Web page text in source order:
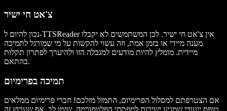
צ'אט חי ישיר
נכון להיום ל-TTSReader אין צ'אט חי ישיר. לכן המשתמשים לא יקבלו
מענה מיידי או בזמן אמת, וזה עשוי להקשות על מי שמורגל לתמיכה
מיידית. מומלץ להיות מודעים למגבלה הזו ולהיערך לפתרון תקלות
בהתאם.
תמיכה בפרימיום
אם הצטרפתם למסלול הפרימיום, התמזל מזלכם! חברי פרימיום ממלאים